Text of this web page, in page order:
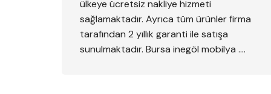
ülkeye ücretsiz nakliye hizmeti
sağlamaktadır. Ayrıca tüm ürünler firma
tarafından 2 yıllık garanti ile satışa
sunulmaktadır. Bursa inegöl mobilya ….